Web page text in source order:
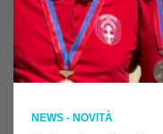
NEWS - NOVITÀ